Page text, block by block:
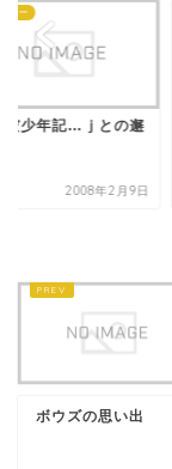
ょー
だ少年記…ｊとの邂
2008年2月9日
ボウズの思い出